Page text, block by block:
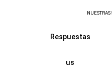
Respuestas
us